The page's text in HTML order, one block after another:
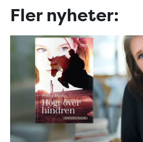
Fler nyheter: